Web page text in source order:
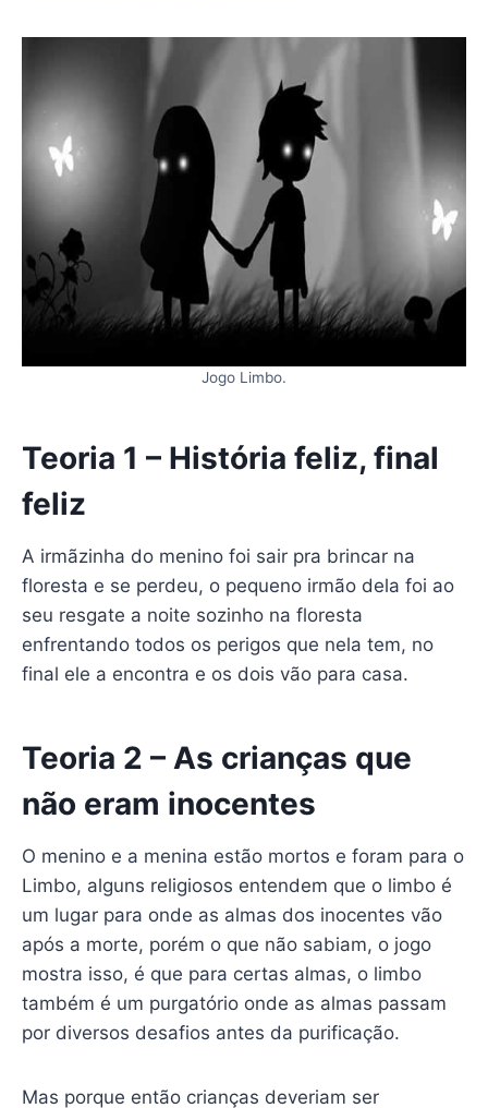
Jogo Limbo.
Teoria 1 – História feliz, final
feliz
A irmãzinha do menino foi sair pra brincar na
floresta e se perdeu, o pequeno irmão dela foi ao
seu resgate a noite sozinho na floresta
enfrentando todos os perigos que nela tem, no
final ele a encontra e os dois vão para casa.
Teoria 2 – As crianças que
não eram inocentes
O menino e a menina estão mortos e foram para o
Limbo, alguns religiosos entendem que o limbo é
um lugar para onde as almas dos inocentes vão
após a morte, porém o que não sabiam, o jogo
mostra isso, é que para certas almas, o limbo
também é um purgatório onde as almas passam
por diversos desafios antes da purificação.
Mas porque então crianças deveriam ser